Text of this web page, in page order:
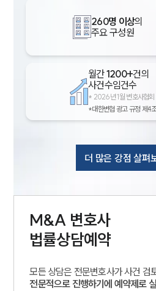
260명 이상의
주요 구성원
월간1200+건의
사건수임건수
* 2026년 1월 변호사협
*대한변협 광고 규정 제4
더 많은 강점 살펴
M&A 변호사
법률상담예약
모든 상담은 전문변호사가 사건 검
전문적으로 진행하기에 예약제로